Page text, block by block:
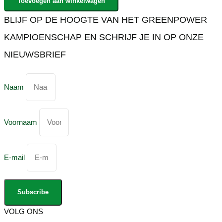
BLIJF OP DE HOOGTE VAN HET GREENPOWER
KAMPIOENSCHAP EN SCHRIJF JE IN OP ONZE
NIEUWSBRIEF
Naam
Voornaam
E-mail
Subscribe
VOLG ONS